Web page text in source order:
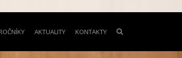
AKTUALITY KONTAKTY